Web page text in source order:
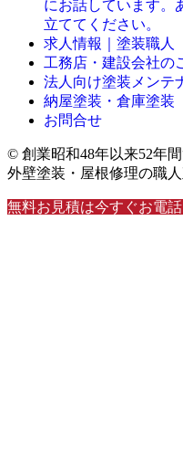
にお話しています。
立ててください。
求人情報｜塗装職人
工務店・建設会社の
法人向け塗装メンテ
納屋塗装・倉庫塗装
お問合せ
© 創業昭和48年以来52年
外壁塗装・屋根修理の職
無料お見積は今すぐお電話